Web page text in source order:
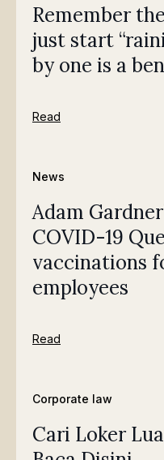
Remember
just start
by one is a
Read
News
Adam
COVID-19
vaccinations
employees
Read
Corporate law
Cari Loker